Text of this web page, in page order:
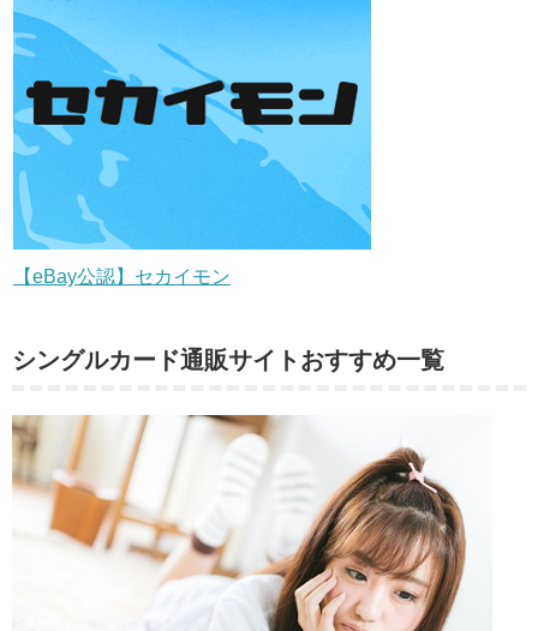
【eBay公認】セカイモン
シングルカード通販サイトおすすめ一覧